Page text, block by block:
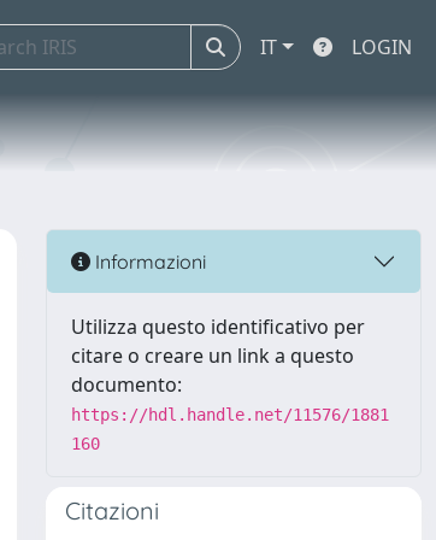
IT LOGIN
Informazioni
Utilizza questo identificativo per
citare o creare un link a questo
documento:
https://hdl.handle.net/11576/1881
160
Citazioni